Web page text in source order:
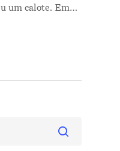
um calote. Em…